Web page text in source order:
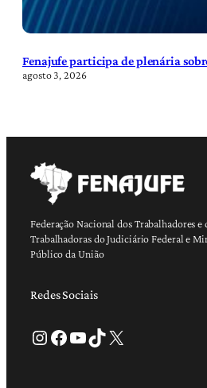
Fenajufe participa de plenária
agosto 3, 2026
Federação Nacional dos Trabalhadores e
Trabalhadoras do Judiciário Federal e
Público da União
Redes Sociais
Instagram Facebook Youtube TikTok X